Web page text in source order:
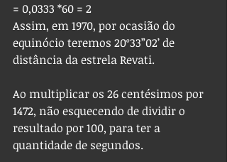
= 0,0333 *60 = 2
Assim, em 1970, por ocasião do
equinócio teremos 20º33”02’ de
distância da estrela Revati.
Ao multiplicar os 26 centésimos por
1472, não esquecendo de dividir o
resultado por 100, para ter a
quantidade de segundos.